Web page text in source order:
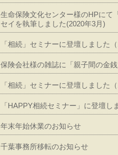
生命保険文化センター様のHPにて
セイを執筆しました(2020年3月)
「相続」セミナーに登壇しました
保険会社様の雑誌に「親子間の金
「相続」セミナーに登壇しました（
「HAPPY相続セミナー」に登壇し
年末年始休業のお知らせ
千葉事務所移転のお知らせ